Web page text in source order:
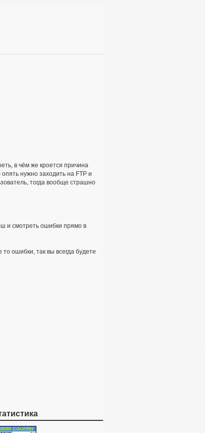
в чём же кроется причина
нужно заходить на FTP и
тогда вообще страшно
и смотреть ошибки прямо в
ошибки, так вы всегда будете